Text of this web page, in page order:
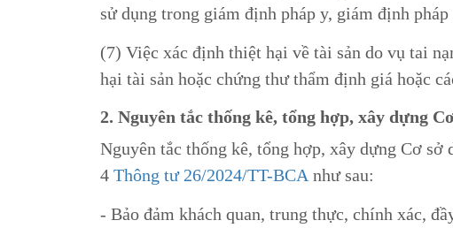
sử dụng trong giám định pháp y, giám định
(7) Việc xác định thiệt hại về tài sản do vụ tai
hại tài sản hoặc chứng thư thẩm định giá hoặc
2. Nguyên tắc thống kê, tổng hợp, xây dựng
Nguyên tắc thống kê, tổng hợp, xây dựng Cơ
4 Thông tư 26/2024/TT-BCA như sau:
- Bảo đảm khách quan, trung thực, chính xác,